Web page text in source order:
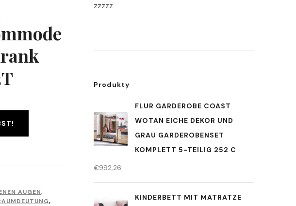
AUGEN,
,
zzzzz
Produkty
FLUR GARDEROBE COAST
WOTAN EICHE DEKOR UND
GRAU GARDEROBENSET
KOMPLETT 5-TEILIG 252 C
€992,26
KINDERBETT MIT MATRATZE